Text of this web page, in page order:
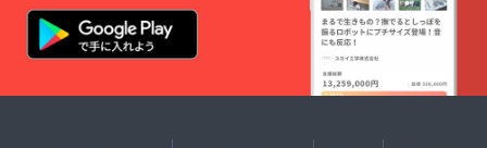
集長に代わって、ス
タッフがお届けしまし
民族音楽、更には大衆
音楽まで、 そのルー
たちの背景、社会、言